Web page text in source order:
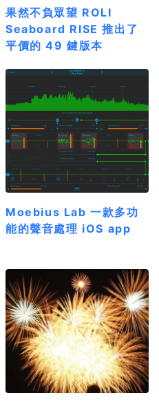
果然不負眾望 ROLI
Seaboard RISE 推出了
平價的 49 鍵版本
Moebius Lab 一款多功
能的聲音處理 iOS app